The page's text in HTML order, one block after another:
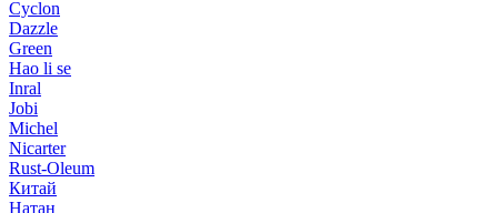
Cyclon
Dazzle
Green
Hao li se
Inral
Jobi
Michel
Nicarter
Rust-Oleum
Китай
Натан